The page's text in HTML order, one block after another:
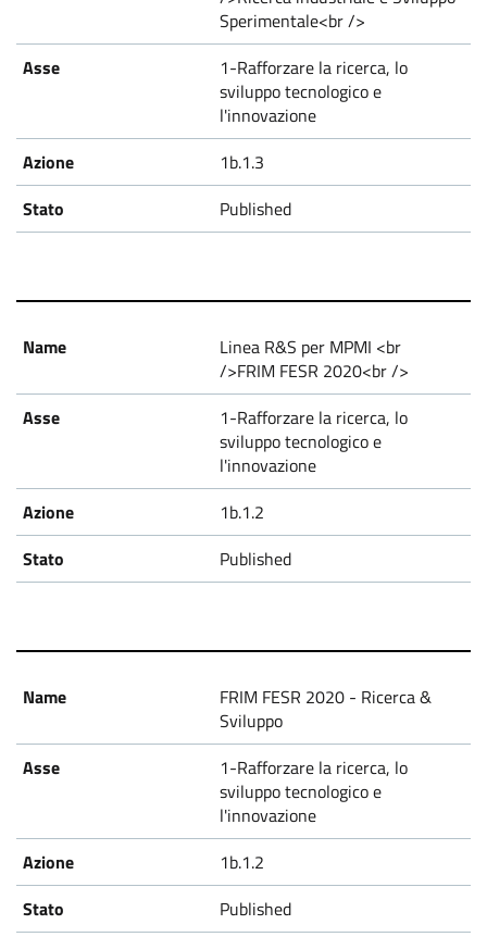
Sperimentale<br />
1-Rafforzare la ricerca, lo
sviluppo tecnologico e
l'innovazione
1b.1.3
Published
Linea R&S per MPMI <br
/>FRIM FESR 2020<br />
1-Rafforzare la ricerca, lo
sviluppo tecnologico e
l'innovazione
1b.1.2
Published
FRIM FESR 2020 - Ricerca &
Sviluppo
1-Rafforzare la ricerca, lo
sviluppo tecnologico e
l'innovazione
1b.1.2
Published